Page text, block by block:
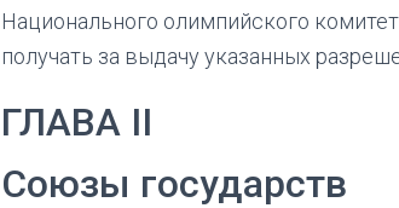
Национального олимпийского
получать за выдачу указанных
ГЛАВА II
Союзы государств